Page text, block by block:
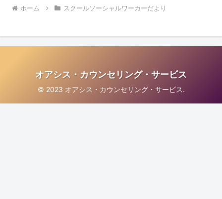
ホーム スクールソーシャルワーカーだより
オアシス・カウンセリング・サービス
© 2023 オアシス・カウンセリング・サービス.